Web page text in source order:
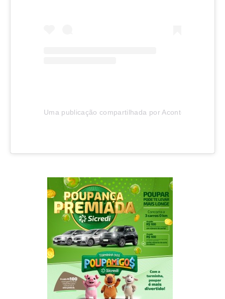
Uma publicação compartilhada por Aconteceu em